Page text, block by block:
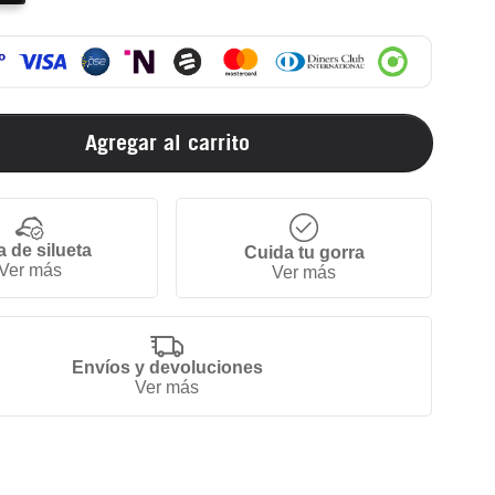
Agregar al carrito
de silueta
más
Cuida tu gorra
Ver más
Envíos y devoluciones
Ver más